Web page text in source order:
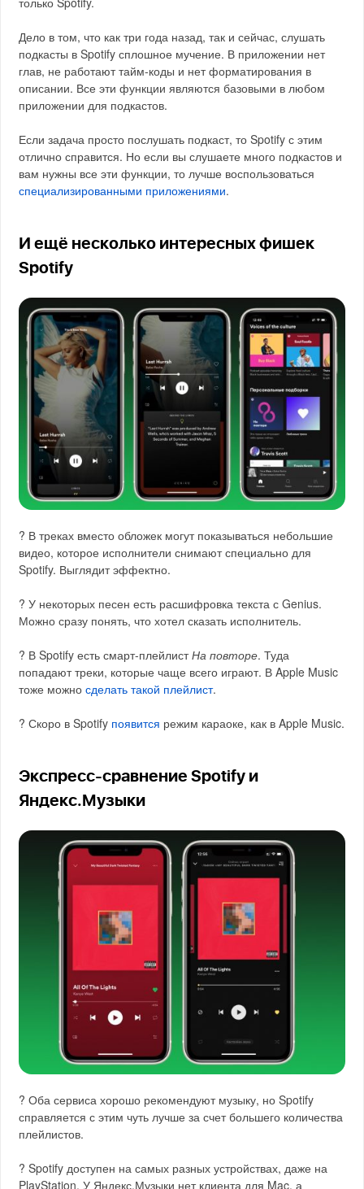
Дело в том, что как три года назад, так и сейчас, слушать
подкасты в Spotify сплошное мучение. В приложении нет
глав, не работают тайм-коды и нет форматирования в
описании. Все эти функции являются базовыми в любом
приложении для подкастов.
Если задача просто послушать подкаст, то Spotify с этим
отлично справится. Но если вы слушаете много подкастов и
вам нужны все эти функции, то лучше воспользоваться
специализированными приложениями.
И ещё несколько интересных фишек
Spotify
? В треках вместо обложек могут показываться небольшие
видео, которое исполнители снимают специально для
Spotify. Выглядит эффектно.
? У некоторых песен есть расшифровка текста с Genius.
Можно сразу понять, что хотел сказать исполнитель.
? В Spotify есть смарт-плейлистНа повторе. Туда
попадают треки, которые чаще всего играют. В Apple Music
тоже можносделать такой плейлист.
? Скоро в Spotify появится режим караоке, как в Apple Music.
Экспресс-сравнение Spotify и
Яндекс.Музыки
? Оба сервиса хорошо рекомендуют музыку, но Spotify
справляется с этим чуть лучше за счет большего количества
плейлистов.
? Spotify доступен на самых разных устройствах, даже на
PlayStation. У Яндекс.Музыки нет клиента для Mac, а